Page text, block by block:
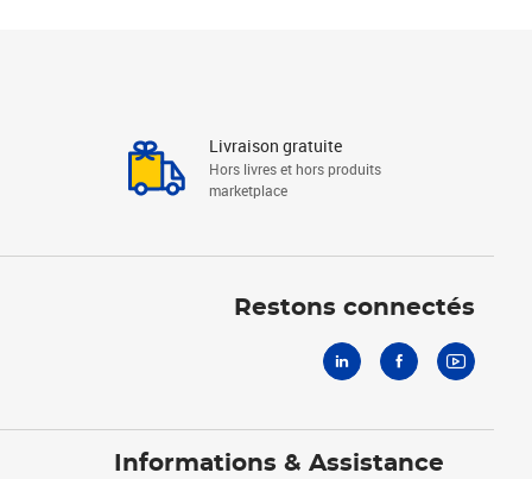
Livraison gratuite
Hors livres et hors produits
marketplace
Restons connectés
Informations & Assistance